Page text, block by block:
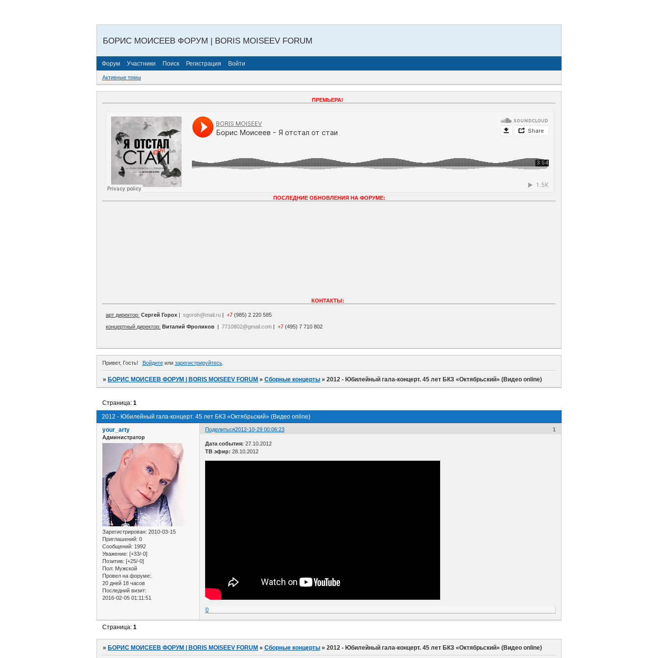
БОРИС МОИСЕЕВ ФОРУМ | BORIS MOISEEV FORUM
Форум Участники Поиск Регистрация Войти
Активные темы
ПРЕМЬЕРА!
ПОСЛЕДНИЕ ОБНОВЛЕНИЯ НА ФОРУМЕ:
КОНТАКТЫ:
арт директор: Сергей Горох | sgoroh@mail.ru | +7 (985) 2 220 585
концертный директор: Виталий Фроликов | 7710802@gmail.com | +7 (495) 7 710 802
Привет, Гость! Войдитеили зарегистрируйтесь.
»БОРИС МОИСЕЕВ ФОРУМ | BORIS MOISEEV FORUM »Сборные концерты »2012 - Юбилейный гала-концерт. 45 лет БКЗ «Октябрьский» (Видео online)
2012 - Юбилейный гала-концерт. 45 лет БКЗ «Октябрьский» (Видео online)
Страница:1
Поделиться 1
2012-10-29 00:06:23
your_arty
Администратор
Зарегистрирован: 2010-03-15
Приглашений: 0
Сообщений: 1992
Уважение: [+33/-0]
Позитив: [+25/-0]
Пол: Мужской
Провел на форуме:
20 дней 18 часов
Последний визит:
2016-02-05 01:11:51
Дата события: 27.10.2012
ТВ эфир: 28.10.2012
0
Страница:1
»БОРИС МОИСЕЕВ ФОРУМ | BORIS MOISEEV FORUM »Сборные концерты »2012 - Юбилейный гала-концерт. 45 лет БКЗ «Октябрьский» (Видео online)